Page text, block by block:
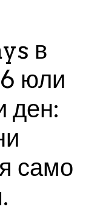
в
юли
ден:
само